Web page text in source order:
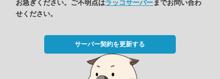
お急ぎください。ご不明点はラッコサーバーまでお問い合わ
せください。
サーバー契約を更新する